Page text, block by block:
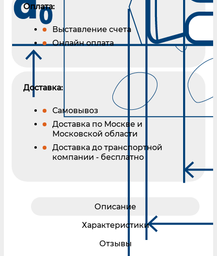
Оплата:
Выставление счета
Онлайн оплата
Доставка:
Самовывоз
Доставка по Москве и
Московской области
Доставка до транспортной
компании - бесплатно
Описание
Характеристики
Отзывы